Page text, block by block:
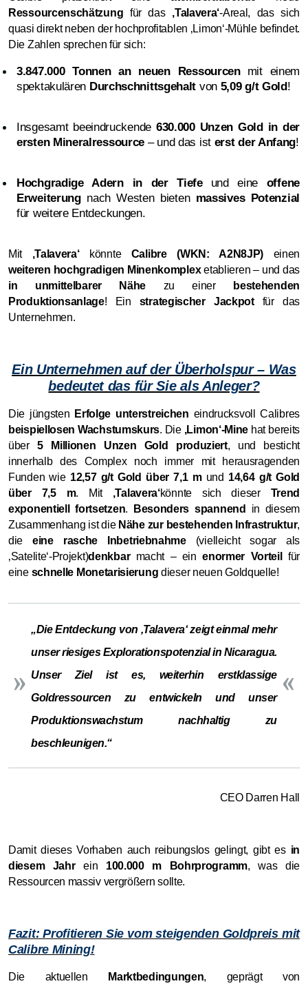
Ressourcenschätzung für das ‚Talavera‘-Areal, das sich
quasi direkt neben der hochprofitablen ‚Limon‘-Mühle befindet.
Die Zahlen sprechen für sich:
3.847.000 Tonnen an neuen Ressourcen mit einem
spektakulären Durchschnittsgehalt von 5,09 g/t Gold!
Insgesamt beeindruckende 630.000 Unzen Gold in der
ersten Mineralressource – und das ist erst der Anfang!
Hochgradige Adern in der Tiefe und eine offene
Erweiterungnach Westen bieten massives Potenzial
für weitere Entdeckungen.
Mit ‚Talavera‘könnte Calibre (WKN: A2N8JP) einen
weiteren hochgradigen Minenkomplexetablieren – und das
in unmittelbarer Nähe zu einer
bestehenden
Produktionsanlage! Ein strategischer Jackpotfür das
Unternehmen.
Ein Unternehmen auf der Überholspur – Was
bedeutet das für Sie als Anleger?
Die jüngsten Erfolge unterstreichen eindrucksvoll Calibres
beispiellosen Wachstumskurs. Die ‚Limon‘-Mine hat bereits
über5 Millionen Unzen Gold produziert, und besticht
innerhalb des Complex noch immer mit herausragenden
Funden wie 12,57 g/t Gold über 7,1 mund 14,64 g/t Gold
über 7,5 m. Mit ‚Talavera‘könnte sich dieser Trend
exponentiell fortsetzen. Besonders spannend
in diesem
Zusammenhang ist die Nähe zur bestehenden Infrastruktur,
dieeine rasche Inbetriebnahme(vielleicht sogar als
‚Satelite‘-Projekt)denkbarmacht – einenormer Vorteil
für
eine schnelle Monetarisierung dieser neuen Goldquelle!
„Die Entdeckung von ‚Talavera‘ zeigt einmal mehr
unser riesiges Explorationspotenzial in Nicaragua.
Unser Ziel ist es, weiterhin erstklassige
Goldressourcen zu entwickeln und unser
Produktionswachstum nachhaltig zu
beschleunigen.“
CEO Darren Hall
Damit dieses Vorhaben auch reibungslos gelingt, gibt es in
diesem Jahrein 100.000 m Bohrprogramm, was die
Ressourcen massiv vergrößern sollte.
Fazit: Profitieren Sie vom steigenden Goldpreis mit
Calibre Mining!
Die aktuellen Marktbedingungen, geprägt von